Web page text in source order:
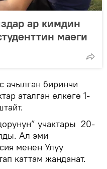
ар кимдин
маеги
ачылган биринчи
аталган өлкөгө 1-
учактары 20-
Ал эми
менен Улуу
каттам жанданат.